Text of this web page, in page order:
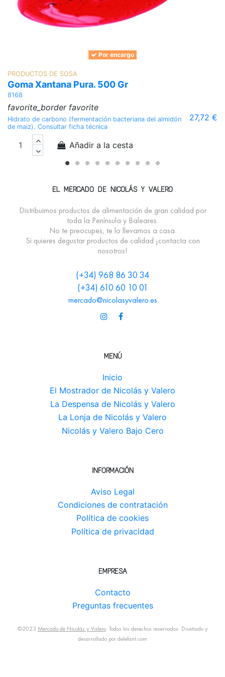
Por encargo
PRODUCTOS DE SOSA
Goma Xantana Pura. 500 Gr
8168
favorite_border favorite
27,72 €
Hidrato de carbono (fermentación bacteriana del almidón
de maiz). Consultar ficha técnica
Añadir a la cesta
EL MERCADO DE NICOLÁS Y VALERO
Distribuimos productos de alimentación de gran calidad por
toda la Península y Baleares.
No te preocupes, te lo llevamos a casa.
Si quieres degustar productos de calidad ¡contacta con
nosotros!
(+34) 968 86 30 34
(+34) 610 60 10 01
mercado@nicolasyvalero.es
MENÚ
Inicio
El Mostrador de Nicolás y Valero
La Despensa de Nicolás y Valero
La Lonja de Nicolás y Valero
Nicolás y Valero Bajo Cero
INFORMACIÓN
Aviso Legal
Condiciones de contratación
Política de cookies
Política de privacidad
EMPRESA
Contacto
Preguntas frecuentes
©2023 Mercado de Nicolás y Valero. Todos los derechos reservados. Diseñado y
desarrollado pordelefant.com